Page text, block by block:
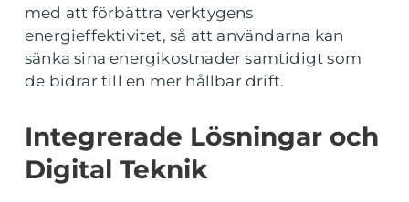
med att förbättra verktygens
energieffektivitet, så att användarna kan
sänka sina energikostnader samtidigt som
de bidrar till en mer hållbar drift.
Integrerade Lösningar och
Digital Teknik